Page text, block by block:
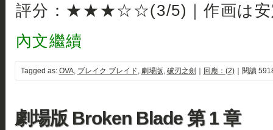
評分：★★★☆☆(3/5)｜作画は安
內文繼續
Tagged as: OVA, ブレイク ブレイド, 劇場版, 破刃之劍 回應：(2)｜閱讀
劇場版 Broken Blade 第 1 章